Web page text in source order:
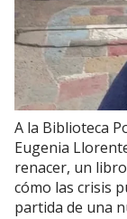
A la Biblioteca
Eugenia
renacer, un
cómo las crisis
partida de una